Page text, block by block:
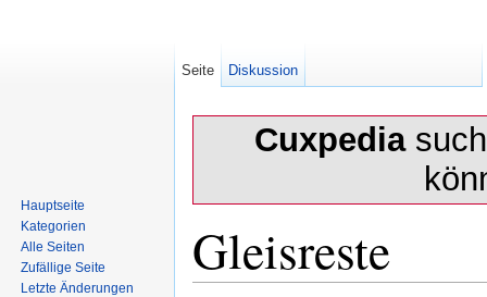
Cuxpedia
Gleisreste
Seite Diskussion
Hauptseite
Kategorien
Alle Seiten
Zufällige Seite
Letzte Änderungen